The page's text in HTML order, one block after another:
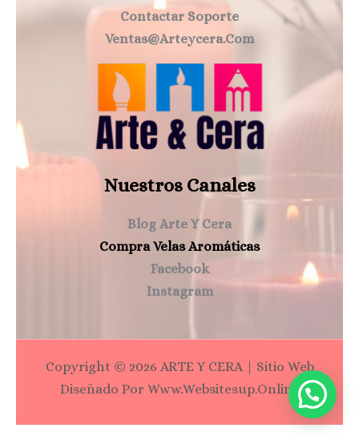
Contactar Soporte
Ventas@arteycera.com
Nuestros Canales
Blog Arte Y Cera
Compra Velas Aromáticas
Facebook
Instagram
Copyright © 2026 ARTE Y CERA | Sitio Web
Diseñado Por Www.websitesup.online